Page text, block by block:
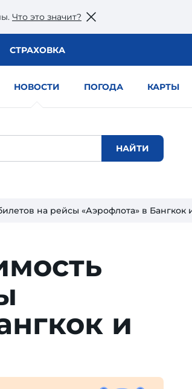
Что это значит?
СТРАХОВКА
НОВОСТИ ПОГОДА КАРТЫ
на рейсы «Аэрофлота» в Бангкок
и